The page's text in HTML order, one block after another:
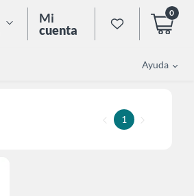
Mi
cuenta
0
Ayuda
1